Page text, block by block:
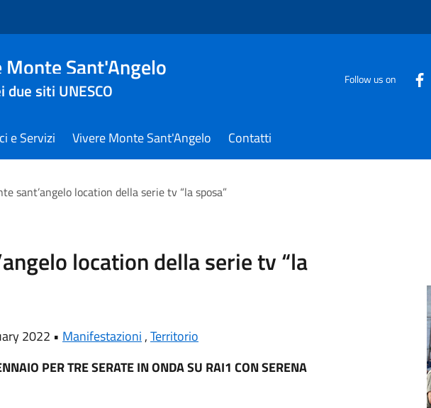
Monte Sant'Angelo
due siti UNESCO
Follow us on
e Servizi Vivere Monte Sant'Angelo Contatti
sant’angelo location della serie tv “la sposa”
location della serie tv “la
2022 • Manifestazioni ,Territorio
PER TRE SERATE IN ONDA SU RAI1 CON SERENA